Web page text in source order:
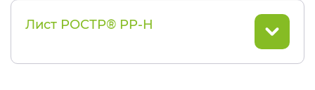
Лист РОСТР® PP-H